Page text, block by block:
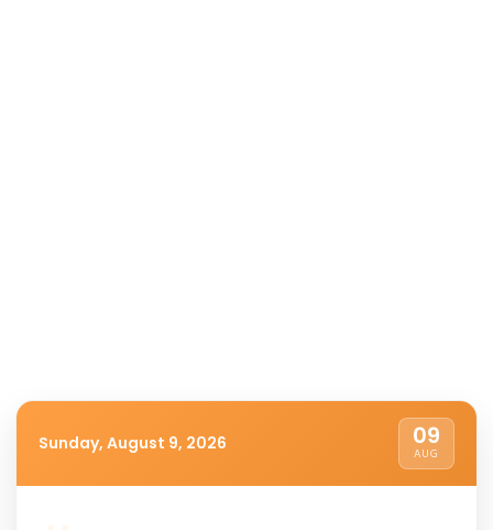
Sunday, August 9, 2026 09
AUG